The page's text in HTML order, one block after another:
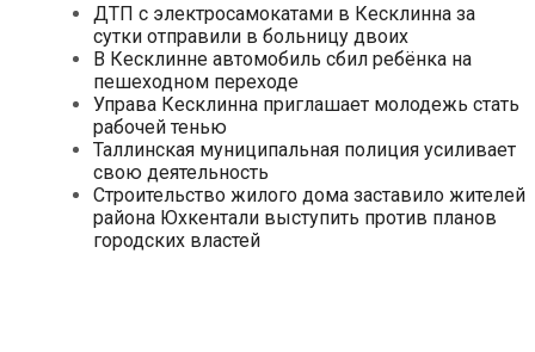
ДТП с электросамокатами в Кесклинна за
сутки отправили в больницу двоих
В Кесклинне автомобиль сбил ребёнка на
пешеходном переходе
Управа Кесклинна приглашает молодежь стать
рабочей тенью
Таллинская муниципальная полиция усиливает
свою деятельность
Строительство жилого дома заставило жителей
района Юхкентали выступить против планов
городских властей